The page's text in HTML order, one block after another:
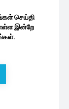
செய்தி
இன்றே